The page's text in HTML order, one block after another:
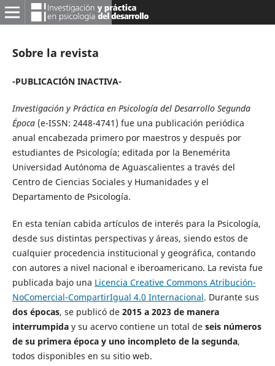
Sobre la revista
-PUBLICACIÓN INACTIVA-
Investigación y Práctica en Psicología del Desarrollo Segunda
Época (e-ISSN: 2448-4741) fue una publicación periódica
anual encabezada primero por maestros y después por
estudiantes de Psicología; editada por la Benemérita
Universidad Autónoma de Aguascalientes a través del
Centro de Ciencias Sociales y Humanidades y el
Departamento de Psicología.
En esta tenían cabida artículos de interés para la Psicología,
desde sus distintas perspectivas y áreas, siendo estos de
cualquier procedencia institucional y geográfica, contando
con autores a nivel nacional e iberoamericano. La revista fue
publicada bajo una Licencia Creative Commons Atribución-
NoComercial-CompartirIgual 4.0 Internacional. Durante sus
dos épocas, se publicó de 2015 a 2023 de manera
interrumpiday su acervo contiene un total de seis números
de su primera época y uno incompleto de la segunda,
todos disponibles en su sitio web.